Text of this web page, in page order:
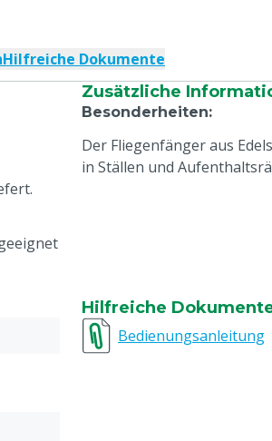
Hilfreiche Dokumente
Zusätzliche
Besonderheiten:
Der Fliegenfänger aus
in Ställen und
Hilfreiche
Bedienungsanleitung